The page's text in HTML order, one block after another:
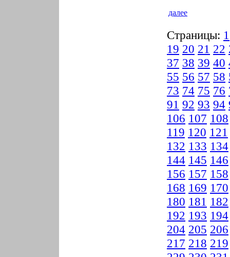
далее
Страницы: 1
19 20 21 22
37 38 39 40
55 56 57 58
73 74 75 76
91 92 93 94
106 107 108
119 120 121
132 133 134
144 145 146
156 157 158
168 169 170
180 181 182
192 193 194
204 205 206
217 218 219